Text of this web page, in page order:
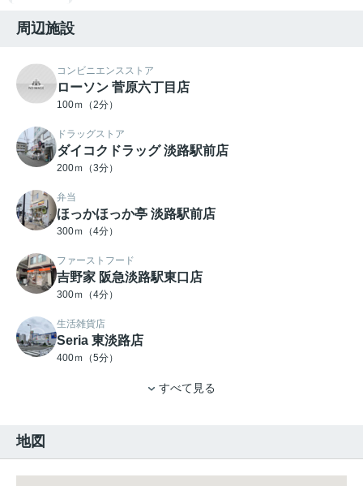
周辺施設
コンビニエンスストア
ローソン 菅原六丁目店
100ｍ（2分）
ドラッグストア
ダイコクドラッグ 淡路駅前店
200ｍ（3分）
弁当
ほっかほっか亭 淡路駅前店
300ｍ（4分）
ファーストフード
吉野家 阪急淡路駅東口店
300ｍ（4分）
生活雑貨店
Seria 東淡路店
400ｍ（5分）
すべて見る
地図